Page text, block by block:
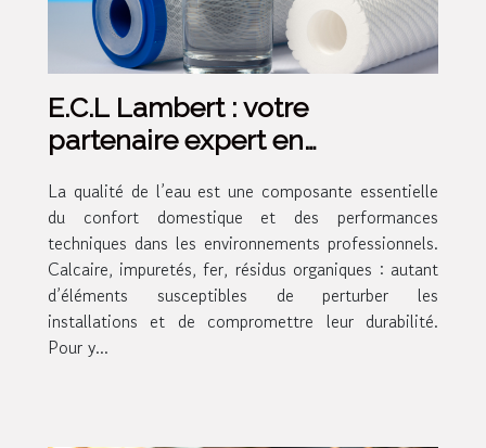
E.C.L Lambert : votre
partenaire expert en
particuliers et professionnels
La qualité de l’eau est une composante essentielle
du confort domestique et des performances
techniques dans les environnements professionnels.
Calcaire, impuretés, fer, résidus organiques : autant
d’éléments susceptibles de perturber les
installations et de compromettre leur durabilité.
Pour y...